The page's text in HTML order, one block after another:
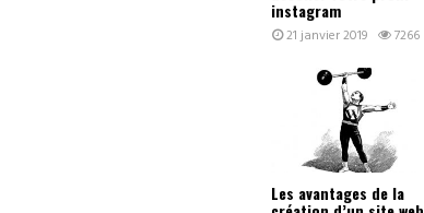
instagram
21 janvier 2019 7266
Les avantages de la